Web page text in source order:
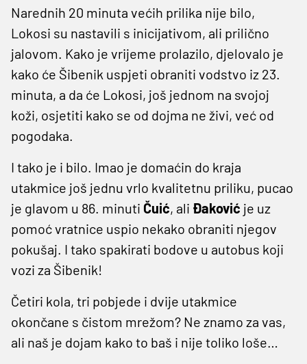
Narednih 20 minuta većih prilika nije bilo,
Lokosi su nastavili s inicijativom, ali prilično
jalovom. Kako je vrijeme prolazilo, djelovalo je
kako će Šibenik uspjeti obraniti vodstvo iz 23.
minuta, a da će Lokosi, još jednom na svojoj
koži, osjetiti kako se od dojma ne živi, već od
pogodaka.
I tako je i bilo. Imao je domaćin do kraja
utakmice još jednu vrlo kvalitetnu priliku, pucao
je glavom u 86. minuti Čuić, ali Đaković je uz
pomoć vratnice uspio nekako obraniti njegov
pokušaj. I tako spakirati bodove u autobus koji
vozi za Šibenik!
Četiri kola, tri pobjede i dvije utakmice
okončane s čistom mrežom? Ne znamo za vas,
ali naš je dojam kako to baš i nije toliko loše…